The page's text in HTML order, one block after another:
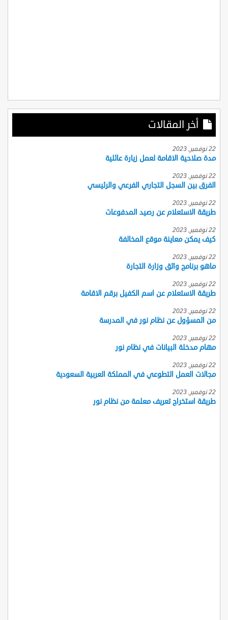
أخر المقالات
22 نوفمبر, 2023
مدة صلاحية الاقامة لعمل زيارة عائلية
22 نوفمبر, 2023
الفرق بين السجل التجاري الفرعي والرئيسي
22 نوفمبر, 2023
طريقة الاستعلام عن رصيد المدفوعات
22 نوفمبر, 2023
كيف يمكن معاينة موقع المخالفة
22 نوفمبر, 2023
ماهو برنامج واثق وزارة التجارة
22 نوفمبر, 2023
طريقة الاستعلام عن اسم الكفيل برقم الاقامة
22 نوفمبر, 2023
من المسؤول عن نظام نور في المدرسة
22 نوفمبر, 2023
مهام مدخلة البيانات في نظام نور
22 نوفمبر, 2023
مجالات العمل التطوعي في المملكة العربية السعودية
22 نوفمبر, 2023
طريقة استخراج تعريف معلمة من نظام نور